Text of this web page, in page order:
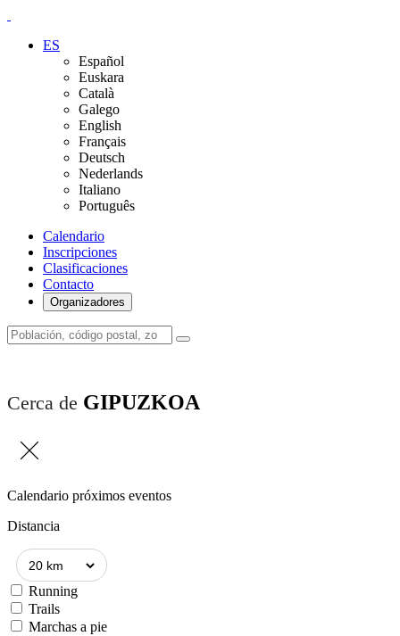
ES
Español
Euskara
Català
Galego
English
Français
Deutsch
Nederlands
Italiano
Português
Calendario
Inscripciones
Clasificaciones
Contacto
Organizadores
Cerca de GIPUZKOA
Calendario próximos eventos
Distancia
Running
Trails
Marchas a pie